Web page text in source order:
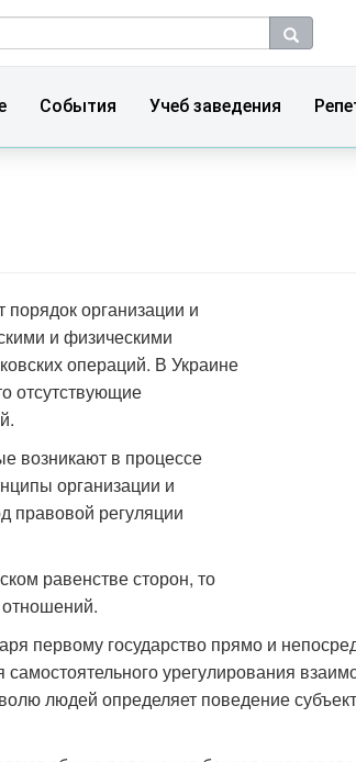
События Учеб заведения
организации и
и физическими
операций. В Украине
отсутствующие
возникают в процессе
организации и
правовой регуляции
равенстве сторон, то
первому государство прямо и
урегулирования
людей определяет поведение